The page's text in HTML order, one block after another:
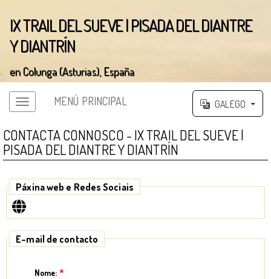
IX TRAIL DEL SUEVE | PISADA DEL DIANTRE
Y DIANTRÍN
en Colunga (Asturias), España
';
MENÚ PRINCIPAL GALEGO
CONTACTA CONNOSCO - IX TRAIL DEL SUEVE |
PISADA DEL DIANTRE Y DIANTRÍN
Páxina web e Redes Sociais
E-mail de contacto
Nome: *